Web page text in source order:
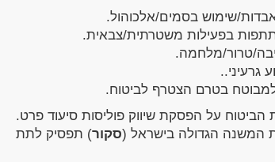
שימוש בסמים/אלכוהול.
בפעילות משטרתית/צבאית.
טרור/מלחמה.
גרעיני..
בטרם הצטרף לביטוח.
סקור) תפסיק לתת